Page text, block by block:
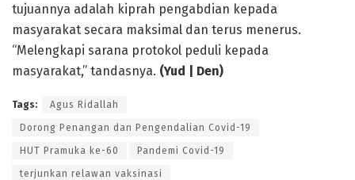
tujuannya adalah kiprah pengabdian kepada
masyarakat secara maksimal dan terus menerus.
“Melengkapi sarana protokol peduli kepada
masyarakat,” tandasnya. (Yud | Den)
Tags: Agus Ridallah
Dorong Penangan dan Pengendalian Covid-19
HUT Pramuka ke-60 Pandemi Covid-19
terjunkan relawan vaksinasi